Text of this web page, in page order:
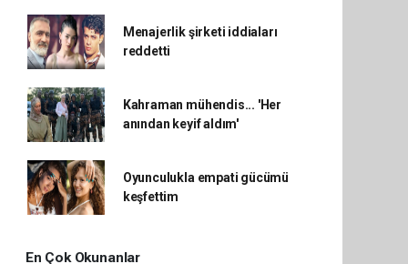
Menajerlik şirketi iddiaları
reddetti
Kahraman mühendis... 'Her
anından keyif aldım'
Oyunculukla empati gücümü
keşfettim
En Çok Okunanlar